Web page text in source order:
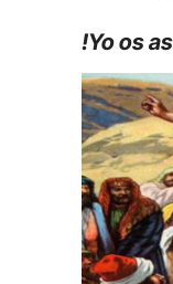
!Yo os